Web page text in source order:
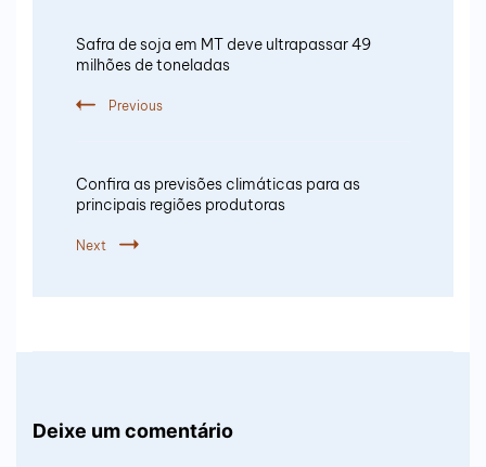
Safra de soja em MT deve ultrapassar 49
milhões de toneladas
Previous
Confira as previsões climáticas para as
principais regiões produtoras
Next
Deixe um comentário